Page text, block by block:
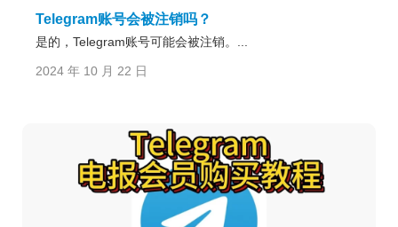
Telegram账号会被注销吗？
是的，Telegram账号可能会被注销。...
2024 年 10 月 22 日